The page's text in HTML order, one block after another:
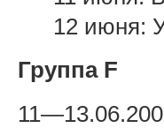
12 июня:
Группа F